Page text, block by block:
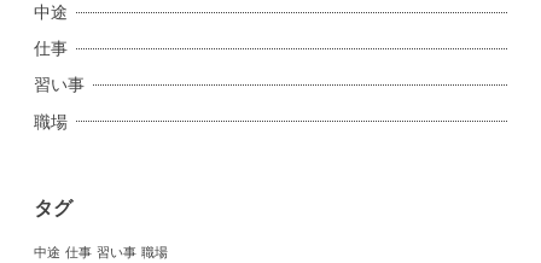
中途
仕事
習い事
職場
タグ
中途 仕事 習い事 職場